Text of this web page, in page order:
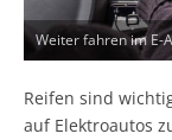
Weiter fahren im E-
Reifen sind
auf Elektroautos